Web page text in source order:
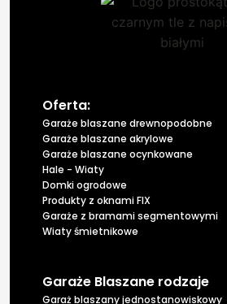
Oferta:
Garaże blaszane drewnopodobne
Garaże blaszane akrylowe
Garaże blaszane ocynkowane
Hale - Wiaty
Domki ogrodowe
Produkty z oknami FIX
Garaże z bramami segmentowymi
Wiaty śmietnikowe
Garaże Blaszane rodzaje
Garaż blaszany jednostanowiskowy